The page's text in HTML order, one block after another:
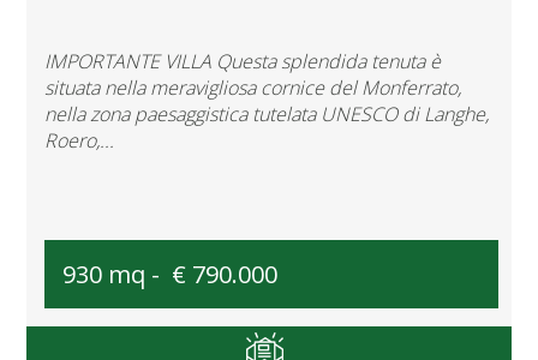
IMPORTANTE VILLA Questa splendida tenuta è
situata nella meravigliosa cornice del Monferrato,
nella zona paesaggistica tutelata UNESCO di Langhe,
Roero,...
930 mq - € 790.000